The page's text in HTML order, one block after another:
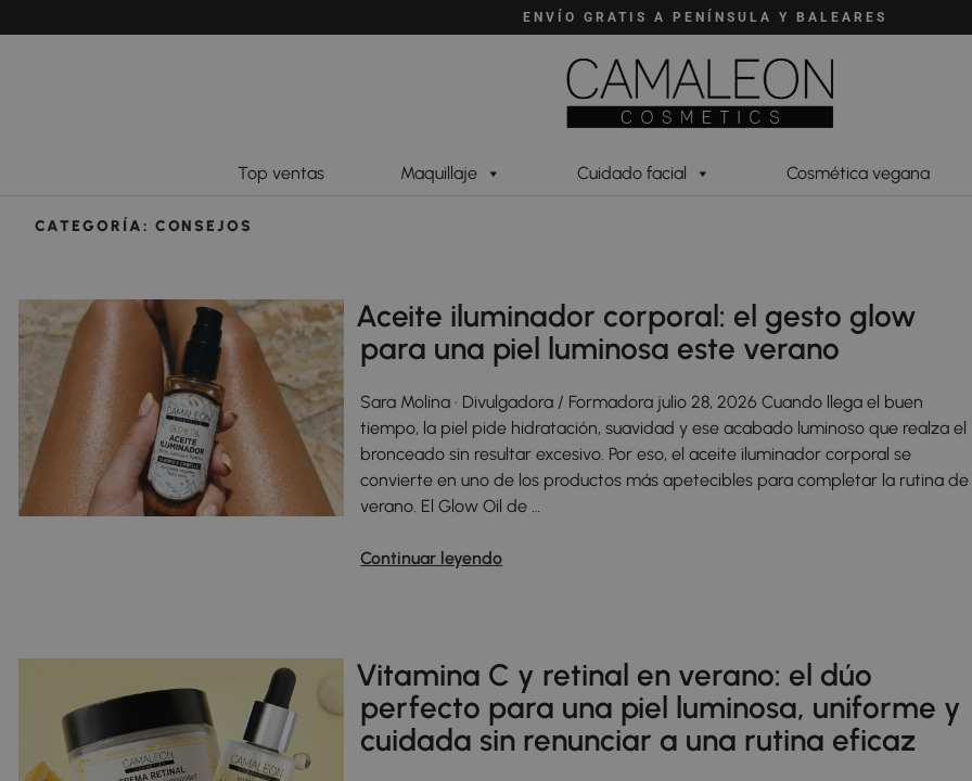
ENVÍO GRATIS A PENÍNSULA Y BALEARES
Top ventas Maquillaje Cuidado facial Cosmética vegana
CATEGORÍA: CONSEJOS
Aceite iluminador corporal: el gesto glow
para una piel luminosa este verano
Sara Molina · Divulgadora / Formadora julio 28, 2026 Cuando llega el buen
tiempo, la piel pide hidratación, suavidad y ese acabado luminoso que realza el
bronceado sin resultar excesivo. Por eso, el aceite iluminador corporal se
convierte en uno de los productos más apetecibles para completar la rutina de
verano. El Glow Oil de …
Continuar leyendo
Vitamina C y retinal en verano: el dúo
perfecto para una piel luminosa, uniforme y
cuidada sin renunciar a una rutina eficaz